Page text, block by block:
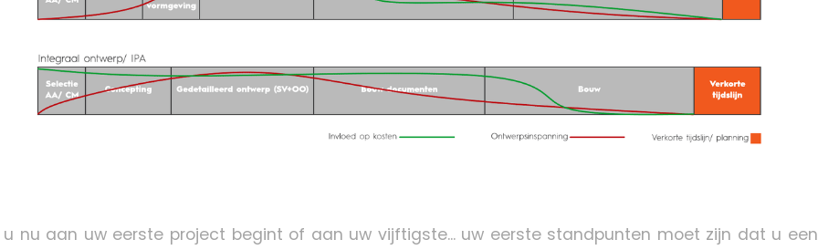
nu aan uw eerste project begint of aan uw vijftigste... uw eerste standpunten moet zijn dat u een